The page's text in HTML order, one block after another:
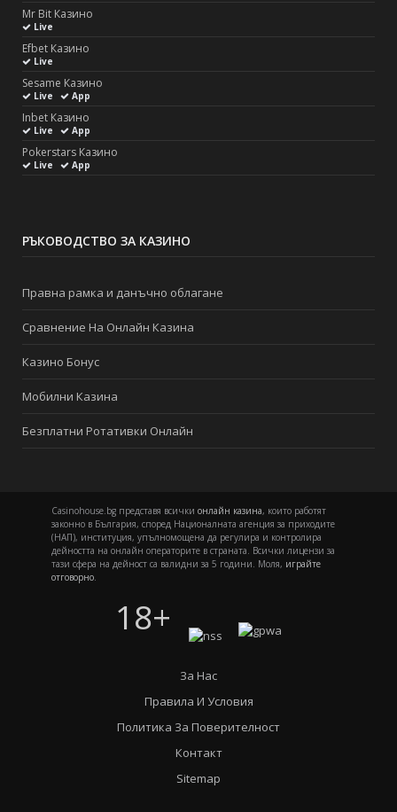
Mr Bit Казино
Live
Efbet Казино
Live
Sesame Казино
Live App
Inbet Казино
Live App
Pokerstars Казино
Live App
РЪКОВОДСТВО ЗА КАЗИНО
Правна рамка и данъчно облагане
Сравнение На Онлайн Казина
Казино Бонус
Мобилни Казина
Безплатни Ротативки Онлайн
Casinohouse.bg представя всичкионлайн казина, които работят
законно в България, според Националната агенция за приходите
(НАП), институция, упълномощена да регулира и контролира
дейността на онлайн операторите в страната. Всички лицензи за
тази сфера на дейност са валидни за 5 години. Моля, играйте
отговорно.
18+
За Нас
Правила И Условия
Политика За Поверителност
Контакт
Sitemap